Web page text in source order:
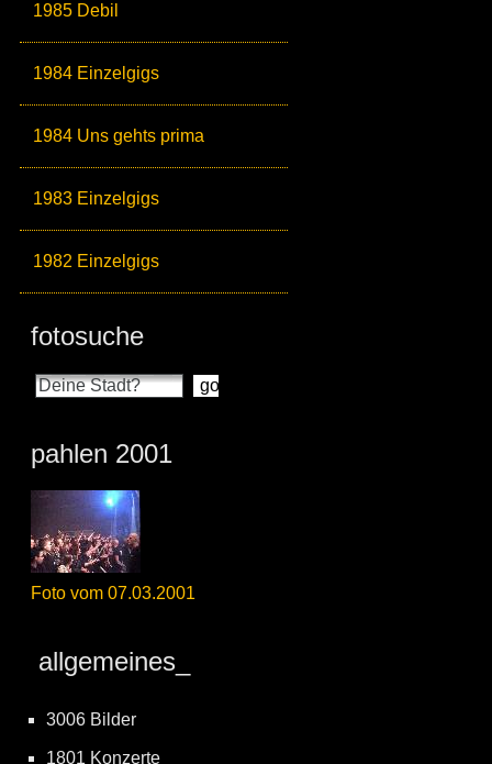
1985 Debil
1984 Einzelgigs
1984 Uns gehts prima
1983 Einzelgigs
1982 Einzelgigs
fotosuche
pahlen 2001
Foto vom 07.03.2001
allgemeines_
3006 Bilder
1801 Konzerte